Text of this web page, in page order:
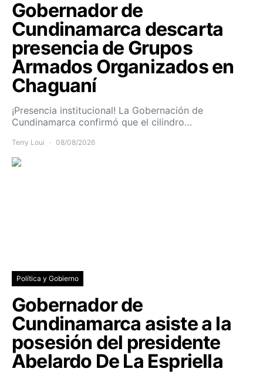
Gobernador de
Cundinamarca descarta
presencia de Grupos
Armados Organizados en
Chaguaní
¡Presencia institucional! La Gobernación de
Cundinamarca confirmó que el cilindro…
Terry Loui 08/08/2026
Política y Gobierno
Gobernador de
Cundinamarca asiste a la
posesión del presidente
Abelardo De La Espriella